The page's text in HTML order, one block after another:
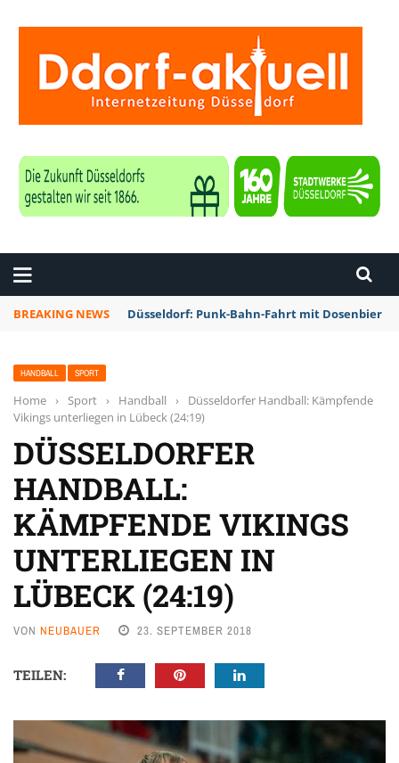
BREAKING NEWS Düsseldorf: Punk-Bahn-Fahrt mit Dosenbier
HANDBALL SPORT
Home › Sport › Handball ›
Düsseldorfer Handball: Kämpfende
Vikings unterliegen in Lübeck (24:19)
DÜSSELDORFER
HANDBALL:
KÄMPFENDE VIKINGS
UNTERLIEGEN IN
LÜBECK (24:19)
VON NEUBAUER 23. SEPTEMBER 2018
TEILEN: